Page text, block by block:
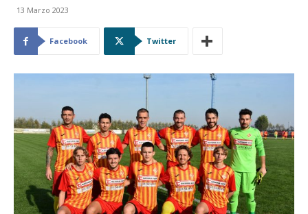
13 Marzo 2023
Facebook Twitter